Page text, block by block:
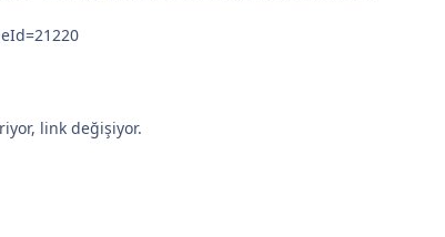
link değişiyor.